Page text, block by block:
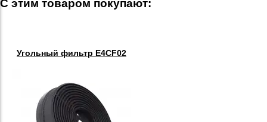
С этим товаром покупают:
Угольный фильтр E4CF02